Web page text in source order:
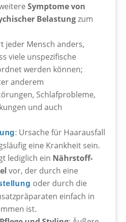
Symptome von
Belastungzum
jeder Mensch anders,
viele unspezifische
werden können;
anderem
Schlafprobleme,
und auch
: Ursache für Haarausfall
eine Krankheit sein.
lediglich ein Nährstoff-
vor, der durch eine
oder durch die
einfach in
ist.